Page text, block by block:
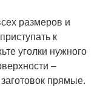
размеров и
к
уголки нужного
–
прямые.